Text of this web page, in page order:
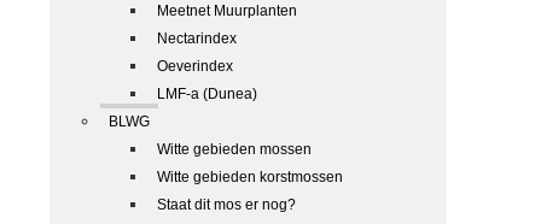
Meetnet Muurplanten
Nectarindex
Oeverindex
LMF-a (Dunea)
BLWG
Witte gebieden mossen
Witte gebieden korstmossen
Staat dit mos er nog?